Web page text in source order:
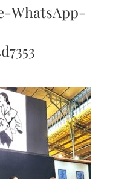
WhatsApp-